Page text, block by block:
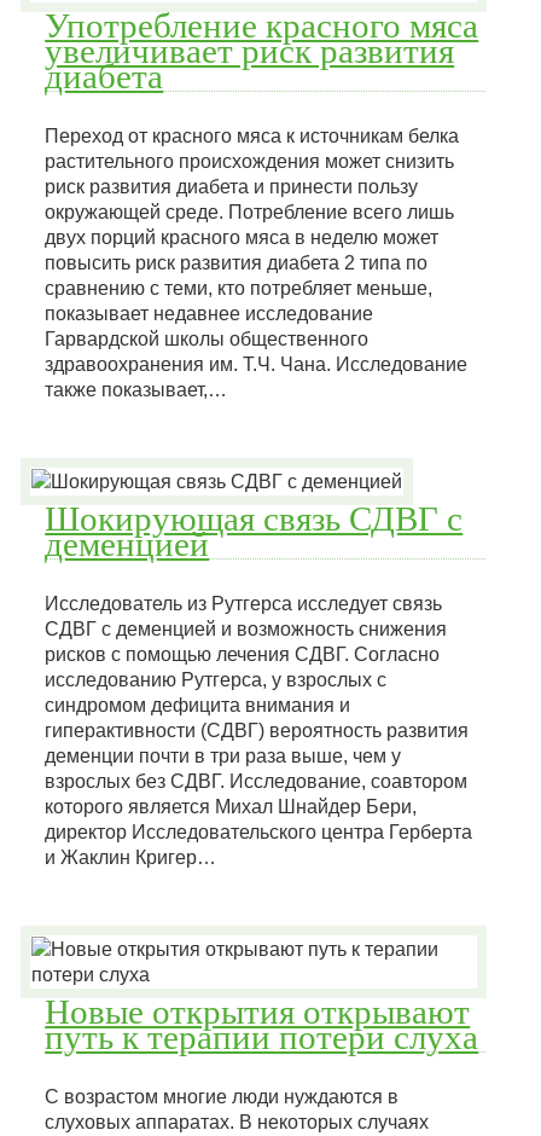
Употребление красного мяса
увеличивает риск развития
диабета
Переход от красного мяса к источникам белка
растительного происхождения может снизить
риск развития диабета и принести пользу
окружающей среде. Потребление всего лишь
двух порций красного мяса в неделю может
повысить риск развития диабета 2 типа по
сравнению с теми, кто потребляет меньше,
показывает недавнее исследование
Гарвардской школы общественного
здравоохранения им. Т.Ч. Чана. Исследование
также показывает,…
Шокирующая связь СДВГ с
деменцией
Исследователь из Рутгерса исследует связь
СДВГ с деменцией и возможность снижения
рисков с помощью лечения СДВГ. Согласно
исследованию Рутгерса, у взрослых с
синдромом дефицита внимания и
гиперактивности (СДВГ) вероятность развития
деменции почти в три раза выше, чем у
взрослых без СДВГ. Исследование, соавтором
которого является Михал Шнайдер Бери,
директор Исследовательского центра Герберта
и Жаклин Кригер…
Новые открытия открывают
путь к терапии потери слуха
С возрастом многие люди нуждаются в
слуховых аппаратах. В некоторых случаях